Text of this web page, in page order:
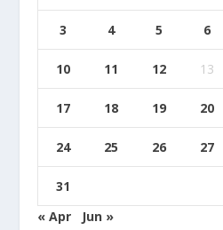
3 4 5 6
10 11 12 13
17 18 19 20
24 25 26 27
31
« Apr
Jun »